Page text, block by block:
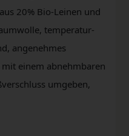
20% Bio-Leinen und
temperatur-
angenehmes
einem abnehmbaren
umgeben,